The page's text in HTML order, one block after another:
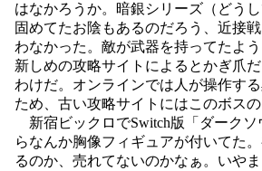
はなかろうか。暗銀シリーズ（どう
固めてたお陰もあるのだろう、近接
わなかった。敵が武器を持ってたよ
新しめの攻略サイトによるとかぎ爪
わけだ。オンラインでは人が操作す
ため、古い攻略サイトにはこのボスの
新宿ビックロでSwitch版「ダークソ
らなんか胸像フィギュアが付いてた
るのか、売れてないのかなぁ。いや